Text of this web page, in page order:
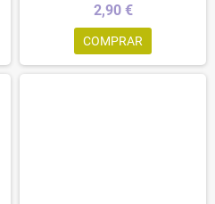
2,90 €
COMPRAR